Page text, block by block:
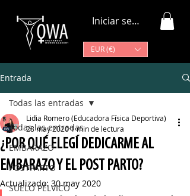
EUR (€)
Iniciar sesión
Entrada
Todas las entradas
EMBARAZO
POSTPARTO
SUELO PÉLVICO
Todas las entradas
¿POR QUÉ ELEGÍ DEDICARME AL
EMBARAZO Y EL POST PARTO?
Lidia Romero (Educadora Física Deportiva)
28 may 20201 min de lectura
Actualizado: 30 may 2020